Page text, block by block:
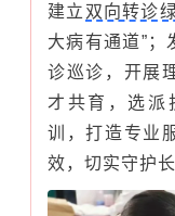
建立 双向转诊
大病有通道”；
诊巡诊，开展
才共育，选派
训，打造专业
效，切实守护长